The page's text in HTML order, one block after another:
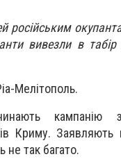
російським
вивезли в табір
Мелітополь.
кампанію з
Криму.
не так багато.